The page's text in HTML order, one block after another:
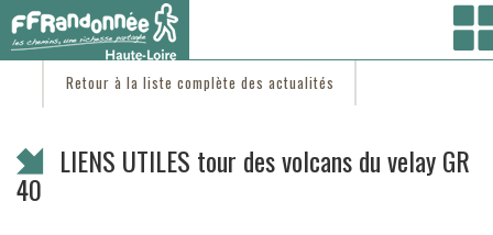
Vous êtes ici :Accueil/C'est d'actu / LIENS UTILES tour des volcans du velay GR 40
Retour à la liste complète des actualités
LIENS UTILES tour des volcans du velay GR
40